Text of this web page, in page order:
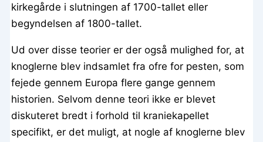
kirkegårde i slutningen af 1700-tallet eller
begyndelsen af 1800-tallet.
Ud over disse teorier er der også mulighed for, at
knoglerne blev indsamlet fra ofre for pesten, som
fejede gennem Europa flere gange gennem
historien. Selvom denne teori ikke er blevet
diskuteret bredt i forhold til kraniekapellet
specifikt, er det muligt, at nogle af knoglerne blev